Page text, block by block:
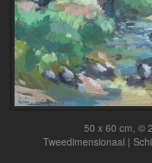
50 x 60 cm, ©
Tweedimensionaal |